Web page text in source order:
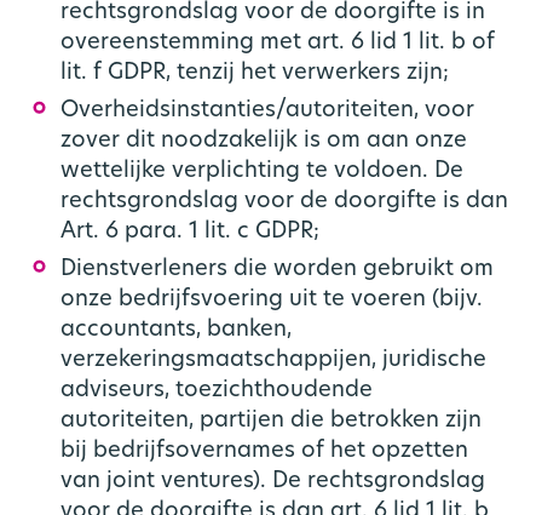
rechtsgrondslag voor de doorgifte is in
overeenstemming met art. 6 lid 1 lit. b of
lit. f GDPR, tenzij het verwerkers zijn;
Overheidsinstanties/autoriteiten, voor
zover dit noodzakelijk is om aan onze
wettelijke verplichting te voldoen. De
rechtsgrondslag voor de doorgifte is dan
Art. 6 para. 1 lit. c GDPR;
Dienstverleners die worden gebruikt om
onze bedrijfsvoering uit te voeren (bijv.
accountants, banken,
verzekeringsmaatschappijen, juridische
adviseurs, toezichthoudende
autoriteiten, partijen die betrokken zijn
bij bedrijfsovernames of het opzetten
van joint ventures). De rechtsgrondslag